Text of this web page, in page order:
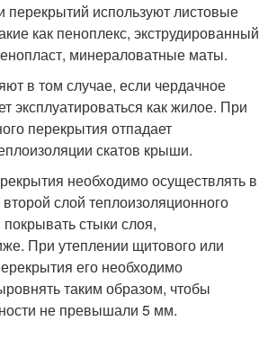
перекрытий используют листовые
как пеноплекс, экструдированный
минераловатные маты.
в том случае, если чердачное
эксплуатироваться как жилое. При
перекрытия отпадает
скатов крыши.
необходимо осуществлять в
слой теплоизоляционного
стыки слоя,
При утеплении щитового или
его необходимо
таким образом, чтобы
не превышали 5 мм.